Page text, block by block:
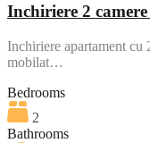
Inchiriere 2
Inchiriere apartament cu
mobilat…
Bedrooms
2
Bathrooms